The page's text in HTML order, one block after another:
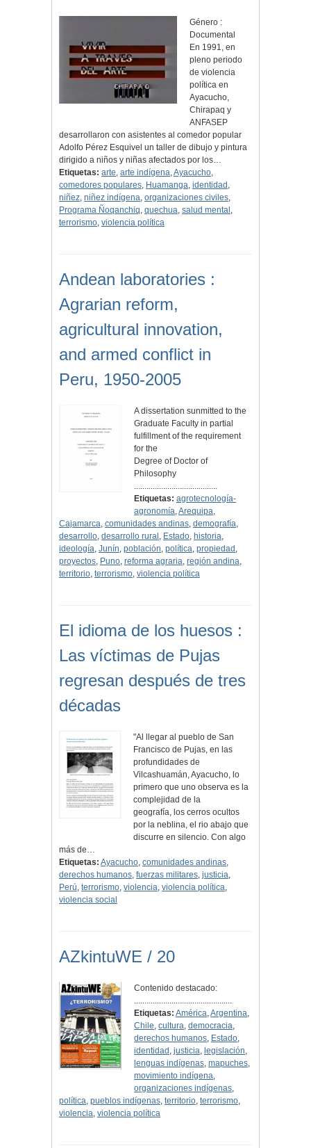
Género :
Documental
En 1991, en
pleno periodo
de violencia
política en
Ayacucho,
Chirapaq y
ANFASEP
desarrollaron con asistentes al comedor popular
Adolfo Pérez Esquivel un taller de dibujo y pintura
dirigido a niños y niñas afectados por los…
Etiquetas: arte, arte indígena,Ayacucho,
comedores populares, Huamanga, identidad ,
niñez, niñez indígena, organizaciones civiles,
Programa Ñoqanchiq, quechua, salud mental ,
terrorismo, violencia política
Andean laboratories :
Agrarian reform,
agricultural innovation,
and armed conflict in
Peru, 1950-2005
A dissertation sunmitted to the
Graduate Faculty in partial
fulfillment of the requirement
for the
Degree of Doctor of
Philosophy
........................................
Etiquetas: agrotecnología-
agronomía,Arequipa,
Cajamarca, comunidades andinas, demografía,
desarrollo, desarrollo rural , Estado, historia,
ideología, Junín, población, política, propiedad ,
proyectos, Puno, reforma agraria, región andina,
territorio, terrorismo, violencia política
El idioma de los huesos :
Las víctimas de Pujas
regresan después de tres
décadas
"Al llegar al pueblo de San
Francisco de Pujas, en las
profundidades de
Vilcashuamán, Ayacucho, lo
primero que uno observa es la
complejidad de la
geografía, los cerros ocultos
por la neblina, el rio abajo que
discurre en silencio. Con algo
más de…
Etiquetas: Ayacucho, comunidades andinas,
derechos humanos, fuerzas militares, justicia,
Perú, terrorismo, violencia, violencia política,
violencia social
AZkintuWE / 20
Contenido destacado:
...............................................
Etiquetas: América,Argentina,
Chile,cultura,democracia,
derechos humanos, Estado,
identidad ,justicia, legislación,
lenguas indígenas,mapuches,
movimiento indígena,
organizaciones indígenas,
política, pueblos indígenas, territorio, terrorismo,
violencia, violencia política